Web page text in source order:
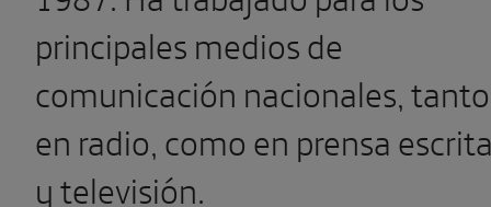
principales medios de
comunicación nacionales, tanto
en radio, como en prensa
y televisión.